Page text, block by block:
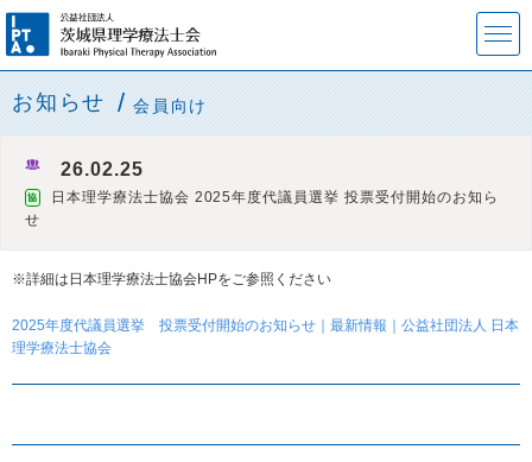
お知らせ 会員向け
26.02.25
協
日本理学療法士協会 2025年度代議員選挙 投票受付開始のお知ら
せ
※詳細は日本理学療法士協会HPをご参照ください
2025年度代議員選挙 投票受付開始のお知らせ｜最新情報｜公益社団法人 日本
理学療法士協会